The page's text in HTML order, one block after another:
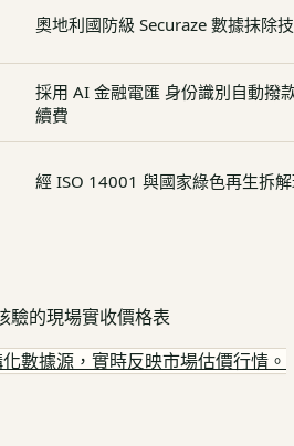
奧地利國防級 Securaze 數據抹除
採用 AI 金融電匯 身份識別自動撥
續費
經 ISO 14001 與國家綠色再生拆
驗的現場實收價格表
數據源，實時反映市場估價行情。